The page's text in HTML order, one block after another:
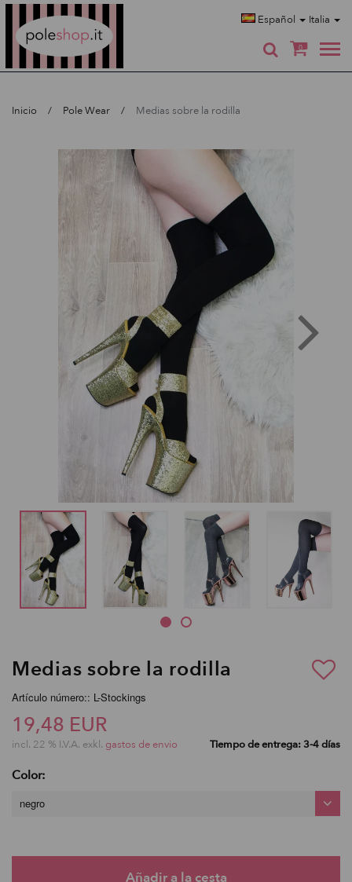
Español Italia
0
Inicio Pole Wear Medias sobre la rodilla
Medias sobre la rodilla
Artículo número:: L-Stockings
19,48 EUR
incl. 22 % I.V.A. exkl. gastos de envio Tiempo de entrega: 3-4 días
Color:
negro